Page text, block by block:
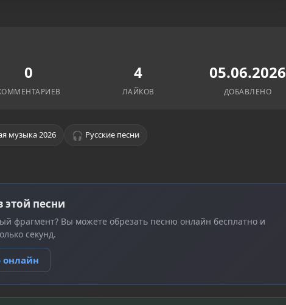
0 4
ЛАЙКОВ
05.06.2026
ДОБАВЛЕНО
музыка 2026 🎧 Русские песни
этой песни
фрагмент? Вы можете обрезать песню онлайн бесплатно и
секунд.
онлайн